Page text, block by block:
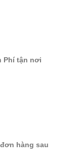
Phí tận nơi
hàng sau